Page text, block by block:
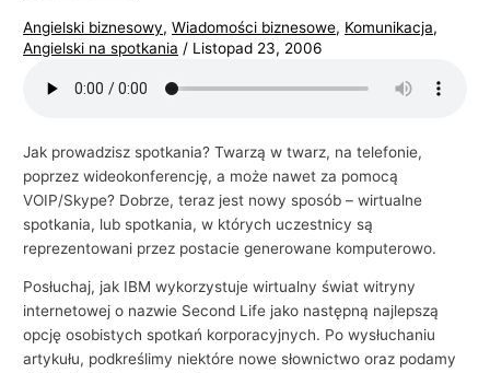
Angielski biznesowy,Wiadomości biznesowe, Komunikacja,
Angielski na spotkania / Listopad 23, 2006
Jak prowadzisz spotkania? Twarzą w twarz, na telefonie,
poprzez wideokonferencję, a może nawet za pomocą
VOIP/Skype? Dobrze, teraz jest nowy sposób – wirtualne
spotkania, lub spotkania, w których uczestnicy są
reprezentowani przez postacie generowane komputerowo.
Posłuchaj, jak IBM wykorzystuje wirtualny świat witryny
internetowej o nazwie Second Life jako następną najlepszą
opcję osobistych spotkań korporacyjnych. Po wysłuchaniu
artykułu, podkreślimy niektóre nowe słownictwo oraz podamy